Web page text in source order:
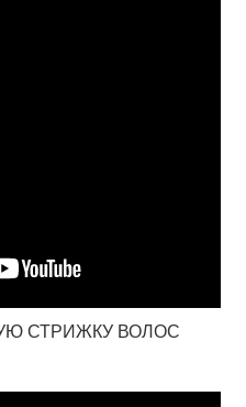
СТРИЖКУ ВОЛОС